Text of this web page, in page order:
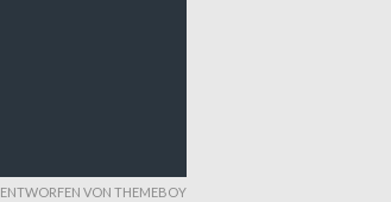
ENTWORFEN VON THEMEBOY